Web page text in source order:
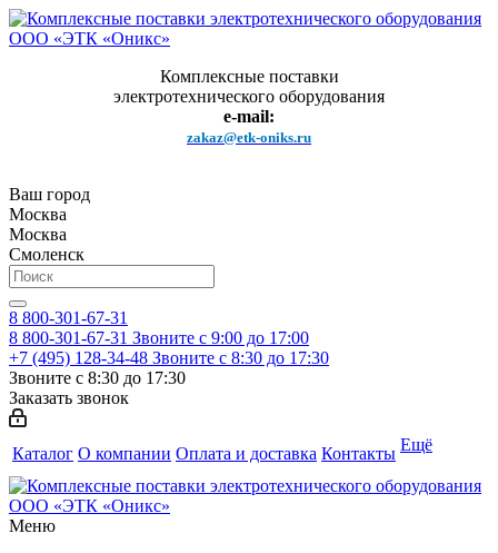
Комплексные поставки
электротехнического оборудования
e-mail:
zakaz@etk-oniks.ru
Ваш город
Москва
Москва
Смоленск
8 800-301-67-31
8 800-301-67-31 Звоните с 9:00 до 17:00
+7 (495) 128-34-48 Звоните с 8:30 до 17:30
Звоните с 8:30 до 17:30
Заказать звонок
Каталог О компании Оплата и доставка Контакты Ещё
Меню